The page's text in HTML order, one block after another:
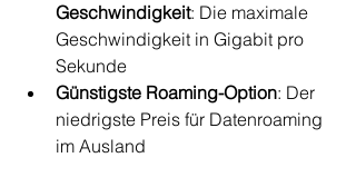
Geschwindigkeit: Die maximale
Geschwindigkeit in Gigabit pro
Sekunde
Günstigste Roaming-Option: Der
niedrigste Preis für Datenroaming
im Ausland